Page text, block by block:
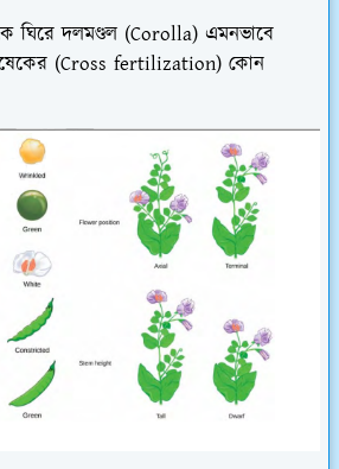
ঘিরে দলমণ্ডল (Corolla) এমনভাবে
(Cross fertilization) কোন